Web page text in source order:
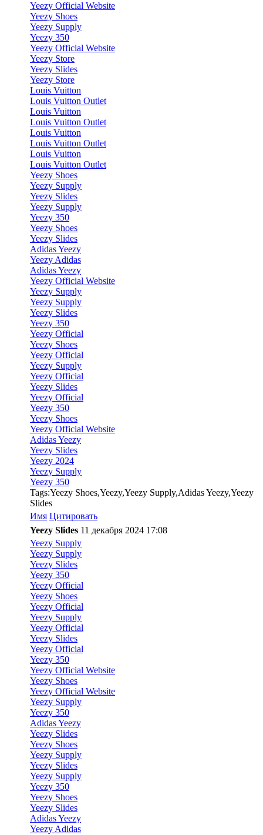
Yeezy Official Website
Yeezy Shoes
Yeezy Supply
Yeezy 350
Yeezy Official Website
Yeezy Store
Yeezy Slides
Yeezy Store
Louis Vuitton
Louis Vuitton Outlet
Louis Vuitton
Louis Vuitton Outlet
Louis Vuitton
Louis Vuitton Outlet
Louis Vuitton
Louis Vuitton Outlet
Yeezy Shoes
Yeezy Supply
Yeezy Slides
Yeezy Supply
Yeezy 350
Yeezy Shoes
Yeezy Slides
Adidas Yeezy
Yeezy Adidas
Adidas Yeezy
Yeezy Official Website
Yeezy Supply
Yeezy Supply
Yeezy Slides
Yeezy 350
Yeezy Official
Yeezy Shoes
Yeezy Official
Yeezy Supply
Yeezy Official
Yeezy Slides
Yeezy Official
Yeezy 350
Yeezy Shoes
Yeezy Official Website
Adidas Yeezy
Yeezy Slides
Yeezy 2024
Yeezy Supply
Yeezy 350
Tags:Yeezy Shoes,Yeezy,Yeezy Supply,Adidas Yeezy,Yeezy
Slides
Имя Цитировать
Yeezy Slides 11 декабря 2024 17:08
Yeezy Supply
Yeezy Supply
Yeezy Slides
Yeezy 350
Yeezy Official
Yeezy Shoes
Yeezy Official
Yeezy Supply
Yeezy Official
Yeezy Slides
Yeezy Official
Yeezy 350
Yeezy Official Website
Yeezy Shoes
Yeezy Official Website
Yeezy Supply
Yeezy 350
Adidas Yeezy
Yeezy Slides
Yeezy Shoes
Yeezy Supply
Yeezy Slides
Yeezy Supply
Yeezy 350
Yeezy Shoes
Yeezy Slides
Adidas Yeezy
Yeezy Adidas